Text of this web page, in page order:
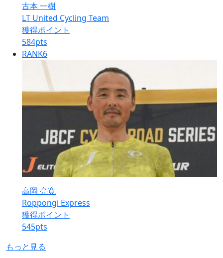
古本 一樹
LT United Cycling Team
獲得ポイント
584pts
RANK6
高岡 亮寛
Roppongi Express
獲得ポイント
545pts
もっと見る